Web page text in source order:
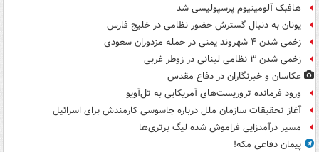
هافبک آلومینیوم پرسپولیسی شد
یونان به دنبال گسترش حضور نظامی در خلیج فارس
زخمی شدن ۴ شهروند یمنی در حمله مزدوران سعودی
زخمی شدن ۳ نظامی لبنانی در زوطر غربی
عکاسان و خبرنگاران در دفاع مقدس
ورود فرمانده تروریست‌های آمریکایی به تل‌آویو
آغاز تحقیقات سازمان ملل درباره جاسوسی کارمندش برای اسرائیل
مسیر درآمدزایی فراموش شده لیگ برتری‌ها
پیمان دفاعی مکه!